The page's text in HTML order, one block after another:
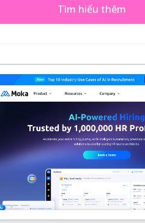
Tìm hiểu thêm